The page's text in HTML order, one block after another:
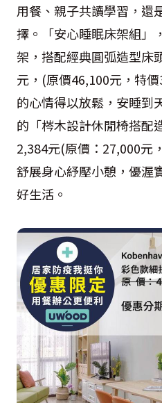
用餐、親子共讀學習，還
擇。「安心睡眠床架組」
架，搭配經典圓弧造型床
元，(原價46,100元，特
的心情得以放鬆，安睡到
的「梣木設計休閒椅搭配
2,384元(原價：27,000元
舒展身心紓壓小憩，優渥
好生活。